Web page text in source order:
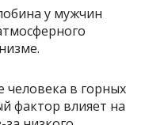
у мужчин
в горных
фактор влияет на